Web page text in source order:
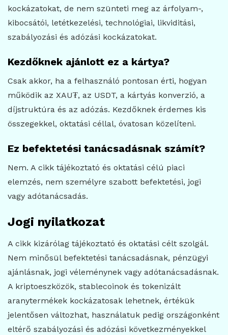
kockázatokat, de nem szünteti meg az árfolyam-,
kibocsátói, letétkezelési, technológiai, likviditási,
szabályozási és adózási kockázatokat.
Kezdőknek ajánlott ez a kártya?
Csak akkor, ha a felhasználó pontosan érti, hogyan
működik az XAU₮, az USDT, a kártyás konverzió, a
díjstruktúra és az adózás. Kezdőknek érdemes kis
összegekkel, oktatási céllal, óvatosan közelíteni.
Ez befektetési tanácsadásnak számít?
Nem. A cikk tájékoztató és oktatási célú piaci
elemzés, nem személyre szabott befektetési, jogi
vagy adótanácsadás.
Jogi nyilatkozat
A cikk kizárólag tájékoztató és oktatási célt szolgál.
Nem minősül befektetési tanácsadásnak, pénzügyi
ajánlásnak, jogi véleménynek vagy adótanácsadásnak.
A kriptoeszközök, stablecoinok és tokenizált
aranytermékek kockázatosak lehetnek, értékük
jelentősen változhat, használatuk pedig országonként
eltérő szabályozási és adózási következményekkel